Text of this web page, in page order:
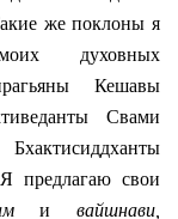
же поклоны я
духовных
Кешавы
Свами
предлагаю свои
и вайшнави,